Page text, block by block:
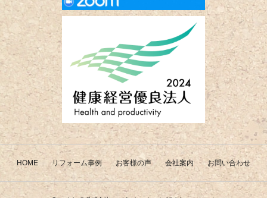
HOME リフォーム事例 お客様の声 会社案内 お問い合わせ